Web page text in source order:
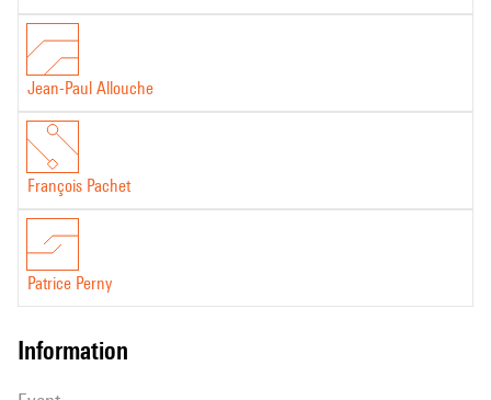
évaluation exhaustive et approfondie de notre nouvelle approche et
démontrons sa supériorité sur un large ensemble de données. Nous
montrons en outre plusieurs applications permettant d’étudier de
Jean-Paul Allouche
François Pachet
Patrice Perny
information